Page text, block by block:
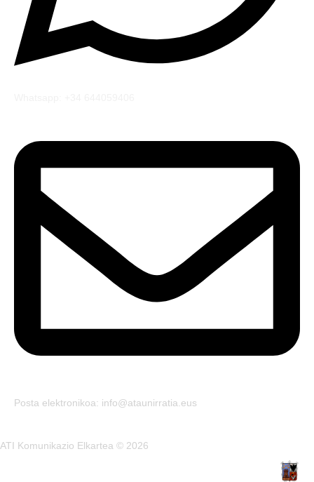
Posta elektronikoa: info@ataunirratia.eus
ATI Komunikazio Elkartea © 2026